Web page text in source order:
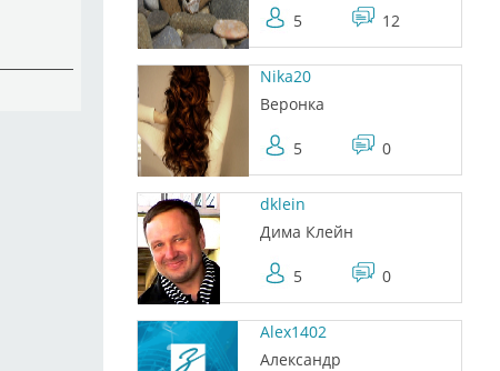
5 12
Nika20
Веронка
5 0
dklein
Дима Клейн
5 0
Alex1402
Александр